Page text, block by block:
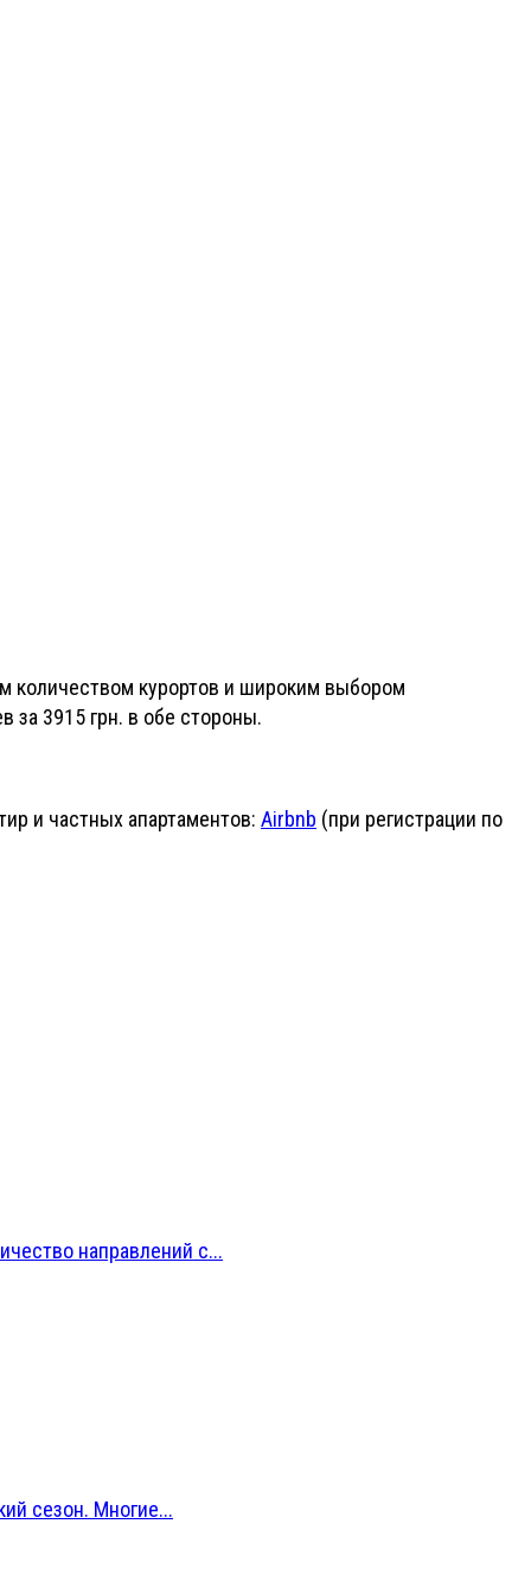
количеством курортов и широким выбором
за 3915 грн. в обе стороны.
и частных апартаментов: Airbnb (при регистрации по
направлений с...
сезон. Многие...